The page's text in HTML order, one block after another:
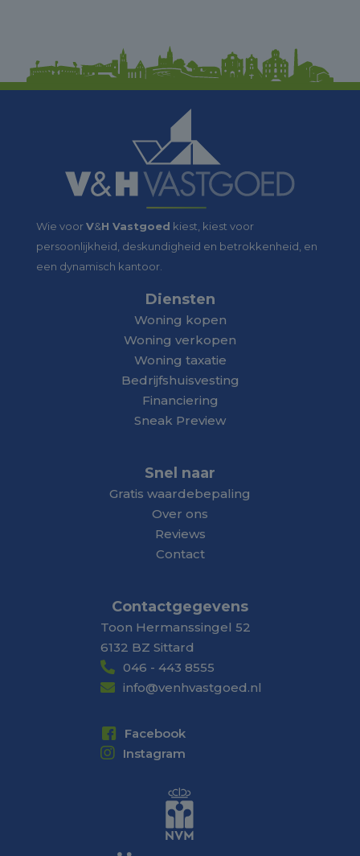
Wie voorV&H Vastgoed kiest, kiest voor
persoonlijkheid, deskundigheid en betrokkenheid, en
een dynamisch kantoor.
Diensten
Woning kopen
Woning verkopen
Woning taxatie
Bedrijfshuisvesting
Financiering
Sneak Preview
Snel naar
Gratis waardebepaling
Over ons
Reviews
Contact
Contactgegevens
Toon Hermanssingel 52
6132 BZ Sittard
046 - 443 8555
info@venhvastgoed.nl
Facebook
Instagram